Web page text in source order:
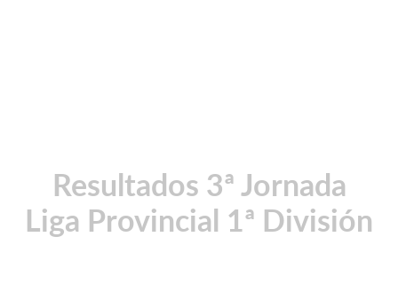
Resultados 3ª Jornada
Liga Provincial 1ª División